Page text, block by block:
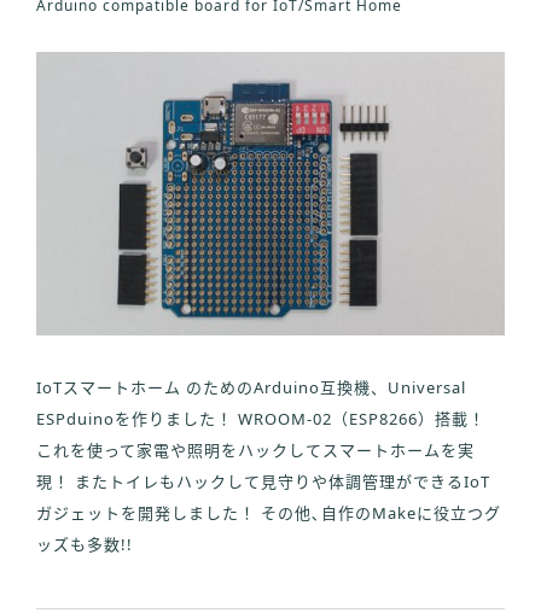
Arduino compatible board for IoT/Smart Home
IoTスマートホーム のためのArduino互換機、Universal
ESPduinoを作りました！ WROOM-02（ESP8266）搭載！
これを使って家電や照明をハックしてスマートホームを実
現！ またトイレもハックして見守りや体調管理ができるIoT
ガジェットを開発しました！ その他､自作のMakeに役立つグ
ッズも多数!!